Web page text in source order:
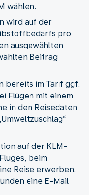
wählen.
wird auf der
pro
ausgewählten
Beitrag
bereits im Tarif ggf.
Flügen mit einem
in den Reisedaten
auf der KLM-
beim
Reise erwerben.
eine E-Mail